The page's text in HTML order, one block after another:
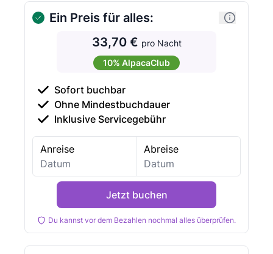
Ein Preis für alles:
33,70 € pro Nacht
10% AlpacaClub
Sofort buchbar
Ohne Mindestbuchdauer
Inklusive Servicegebühr
Anreise Abreise
Jetzt buchen
Du kannst vor dem Bezahlen nochmal alles überprüfen.